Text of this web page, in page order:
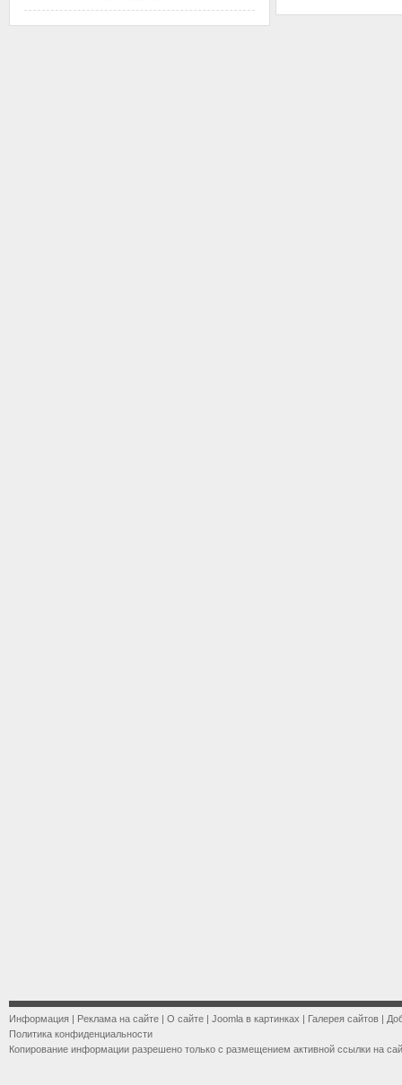
Информация | Реклама на сайте | О сайте | Joomla в картинках | Галерея сайтов |
Политика конфиденциальности
Копирование информации разрешено только с размещением активной ссылки на